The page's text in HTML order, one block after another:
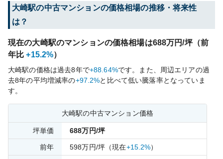
大崎駅の中古マンションの価格相場の推移・将来性
は？
現在の大崎駅のマンションの価格相場は688万円/坪（前
年比 +15.2%）
大崎駅の価格は過去8年で+88.64%です。
また、周辺エリアの過
去8年の平均増減率の+97.2%と比べて低い騰落率となっていま
す。
大崎駅の中古マンション価格
坪単価 688万円/坪
前年 598万円/坪 （現在+15.2%）